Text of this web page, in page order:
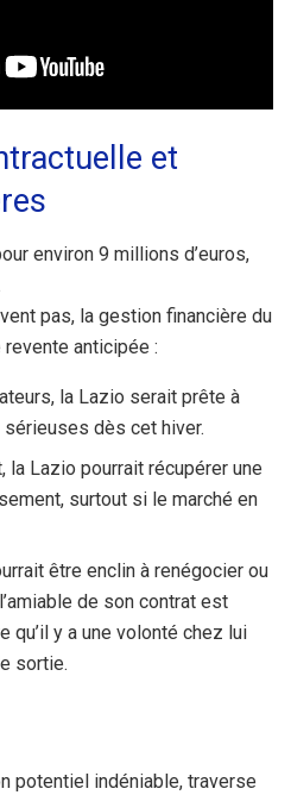
et
environ 9 millions d’euros,
pas, la gestion financière du
anticipée :
la Lazio serait prête à
dès cet hiver.
la Lazio pourrait récupérer une
surtout si le marché en
être enclin à renégocier ou
de son contrat est
qu’il y a une volonté chez lui
sortie.
potentiel indéniable, traverse